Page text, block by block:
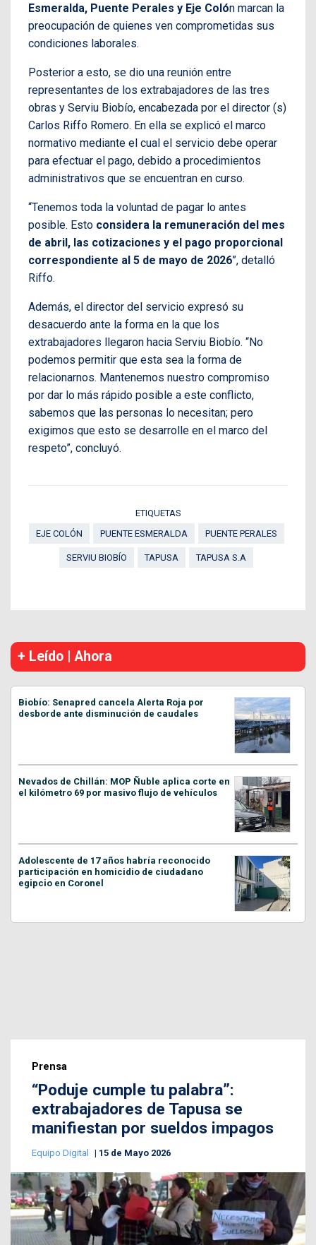
Esmeralda, Puente Perales y Eje Colón marcan la
preocupación de quienes ven comprometidas sus
condiciones laborales.
Posterior a esto, se dio una reunión entre
representantes de los extrabajadores de las tres
obras y Serviu Biobío, encabezada por el director (s)
Carlos Riffo Romero. En ella se explicó el marco
normativo mediante el cual el servicio debe operar
para efectuar el pago, debido a procedimientos
administrativos que se encuentran en curso.
“Tenemos toda la voluntad de pagar lo antes
posible. Esto considera la remuneración del mes
de abril, las cotizaciones y el pago proporcional
correspondiente al 5 de mayo de 2026”, detalló
Riffo.
Además, el director del servicio expresó su
desacuerdo ante la forma en la que los
extrabajadores llegaron hacia Serviu Biobío. “No
podemos permitir que esta sea la forma de
relacionarnos. Mantenemos nuestro compromiso
por dar lo más rápido posible a este conflicto,
sabemos que las personas lo necesitan; pero
exigimos que esto se desarrolle en el marco del
respeto”, concluyó.
ETIQUETAS
EJE COLÓN
PUENTE ESMERALDA PUENTE PERALES
SERVIU BIOBÍO TAPUSA TAPUSA S.A
+ Leído | Ahora
Biobío: Senapred cancela Alerta Roja por
desborde ante disminución de caudales
Nevados de Chillán: MOP Ñuble aplica corte en
el kilómetro 69 por masivo flujo de vehículos
Adolescente de 17 años habría reconocido
participación en homicidio de ciudadano
egipcio en Coronel
Prensa
“Poduje cumple tu palabra”:
extrabajadores de Tapusa se
manifiestan por sueldos impagos
Equipo Digital 15 de Mayo 2026